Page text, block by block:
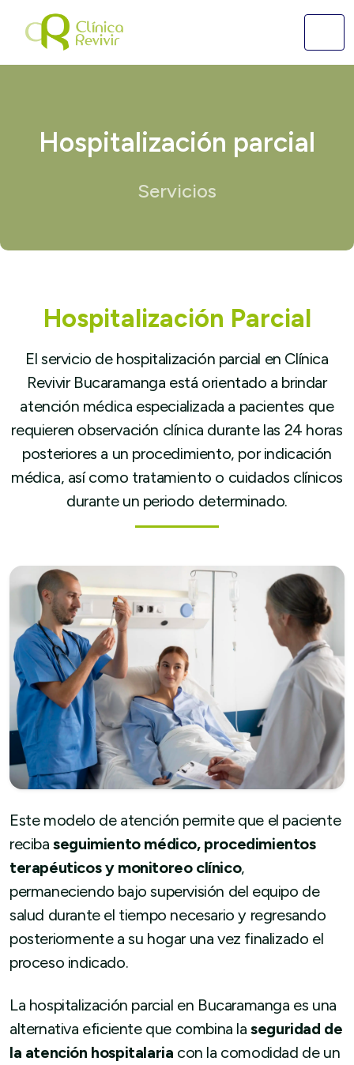
Hospitalización parcial
Servicios
Hospitalización Parcial
El servicio de hospitalización parcial en Clínica
Revivir Bucaramanga está orientado a brindar
atención médica especializada a pacientes que
requieren observación clínica durante las 24 horas
posteriores a un procedimiento, por indicación
médica, así como tratamiento o cuidados clínicos
durante un periodo determinado.
Este modelo de atención permite que el paciente
recibaseguimiento médico, procedimientos
terapéuticos y monitoreo clínico,
permaneciendo bajo supervisión del equipo de
salud durante el tiempo necesario y regresando
posteriormente a su hogar una vez finalizado el
proceso indicado.
La hospitalización parcial en Bucaramanga es una
alternativa eficiente que combina laseguridad de
la atención hospitalaria con la comodidad de un